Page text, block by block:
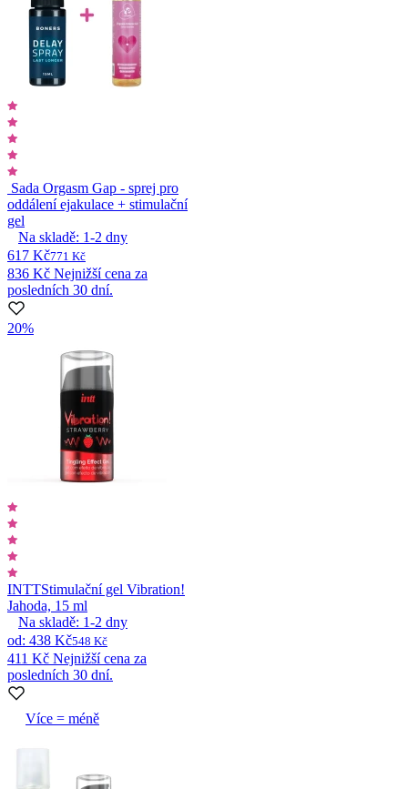
Sada Orgasm Gap - sprej pro
oddálení ejakulace + stimulační
gel
Na skladě: 1-2 dny
617 Kč771 Kč
836 Kč Nejnižší cena za
posledních 30 dní.
20%
INTTStimulační gel Vibration!
Jahoda, 15 ml
Na skladě: 1-2 dny
od: 438 Kč548 Kč
411 Kč Nejnižší cena za
posledních 30 dní.
Více = méně